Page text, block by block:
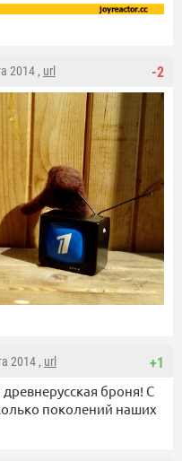
-2
2014 , url
+1
2014 , url
древнерусская броня! С
поколений наших